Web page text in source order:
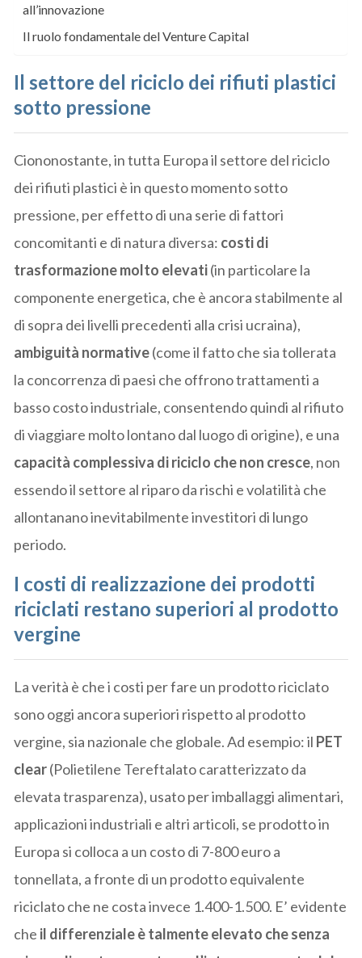
all’innovazione
Il ruolo fondamentale del Venture Capital
Il settore del riciclo dei rifiuti plastici
sotto pressione
Ciononostante, in tutta Europa il settore del riciclo
dei rifiuti plastici è in questo momento sotto
pressione, per effetto di una serie di fattori
concomitanti e di natura diversa: costi di
trasformazione molto elevati(in particolare la
componente energetica, che è ancora stabilmente al
di sopra dei livelli precedenti alla crisi ucraina),
ambiguità normative(come il fatto che sia tollerata
la concorrenza di paesi che offrono trattamenti a
basso costo industriale, consentendo quindi al rifiuto
di viaggiare molto lontano dal luogo di origine), e una
capacità complessiva di riciclo che non cresce, non
essendo il settore al riparo da rischi e volatilità che
allontanano inevitabilmente investitori di lungo
periodo.
I costi di realizzazione dei prodotti
riciclati restano superiori al prodotto
vergine
La verità è che i costi per fare un prodotto riciclato
sono oggi ancora superiori rispetto al prodotto
vergine, sia nazionale che globale. Ad esempio: il PET
clear(Polietilene Tereftalato caratterizzato da
elevata trasparenza), usato per imballaggi alimentari,
applicazioni industriali e altri articoli, se prodotto in
Europa si colloca a un costo di 7-800 euro a
tonnellata, a fronte di un prodotto equivalente
riciclato che ne costa invece 1.400-1.500. E’ evidente
che il differenziale è talmente elevato che senza